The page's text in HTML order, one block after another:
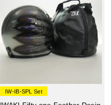
IW-IB-SPL Set